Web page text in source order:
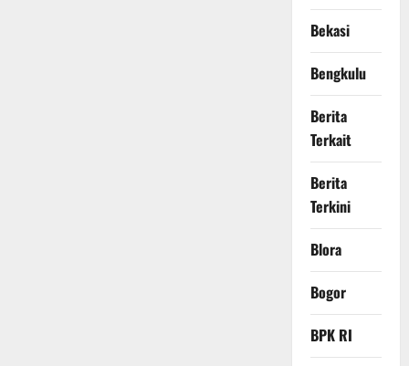
Bekasi
Bengkulu
Berita
Terkait
Berita
Terkini
Blora
Bogor
BPK RI